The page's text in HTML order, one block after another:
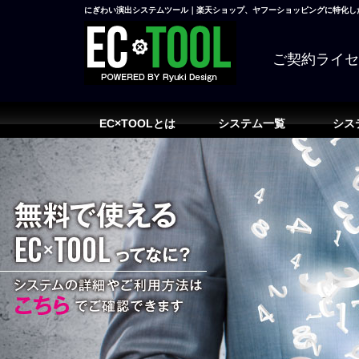
にぎわい演出システムツール｜楽天ショップ、ヤフーショッピングに特化
ご契約ライ
EC×TOOLとは システム一覧 シス